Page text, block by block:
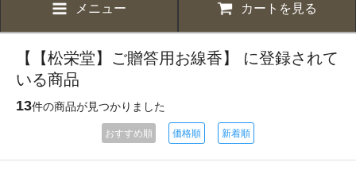
メニュー カートを見る
【【松栄堂】ご贈答用お線香】 に登録されて
いる商品
13件の商品が見つかりました
おすすめ順 価格順 新着順